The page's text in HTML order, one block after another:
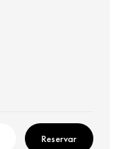
Reservar